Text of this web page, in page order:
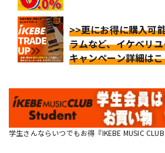
>>更にお得に購入可
ラムなど、イケベリ
キャンペーン詳細は
学生さんならいつでもお得『IKEBE MUSIC CLUB